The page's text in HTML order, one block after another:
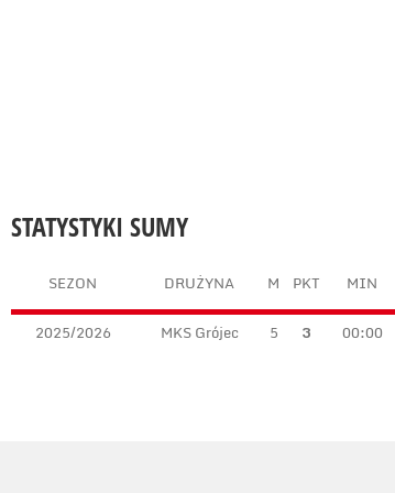
STATYSTYKI SUMY
SEZON DRUŻYNA M PKT MIN
2025/2026 MKS Grójec 5 3 00:00